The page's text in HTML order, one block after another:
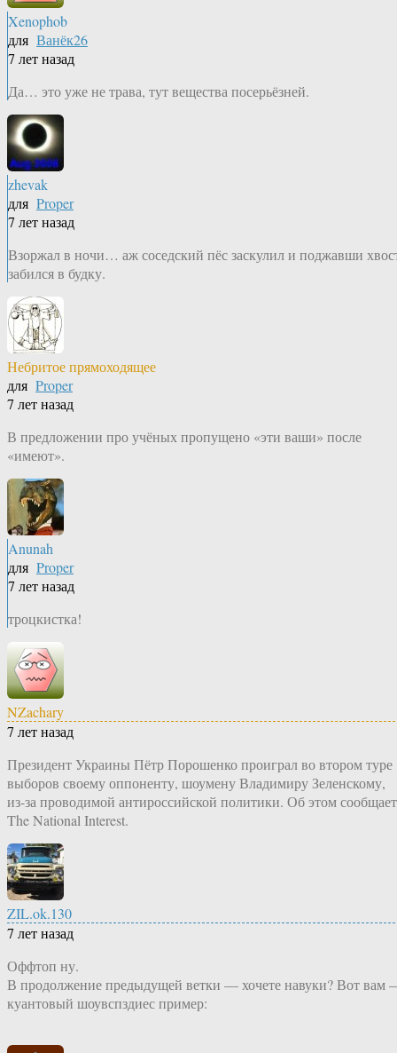
Xenophob
для Ванёк26
7 лет назад
Да… это уже не трава, тут вещества посерьёзней.
zhevak
для Proper
7 лет назад
Взоржал в ночи… аж соседский пёс заскулил и поджавши
забился в будку.
Небритое прямоходящее
для Proper
7 лет назад
В предложении про учёных пропущено «эти ваши» после
«имеют».
Anunah
для Proper
7 лет назад
троцкистка!
NZachary
7 лет назад
Президент Украины Пётр Порошенко проиграл во втором туре
выборов своему оппоненту, шоумену Владимиру Зеленскому,
из-за проводимой антироссийской политики. Об этом сообщает
The National Interest.
ZIL.ok.130
7 лет назад
Оффтоп ну.
В продолжение предыдущей ветки — хочете навуки? Вот вам
куантовый шоувспздиес пример: